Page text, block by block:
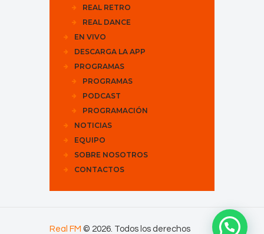
REAL RETRO
REAL DANCE
EN VIVO
DESCARGA LA APP
PROGRAMAS
PROGRAMAS
PODCAST
PROGRAMACIÓN
NOTICIAS
EQUIPO
SOBRE NOSOTROS
CONTACTOS
Real FM © 2026. Todos los derechos